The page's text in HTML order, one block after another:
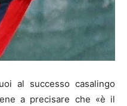
al successo casalingo
a precisare che «è il